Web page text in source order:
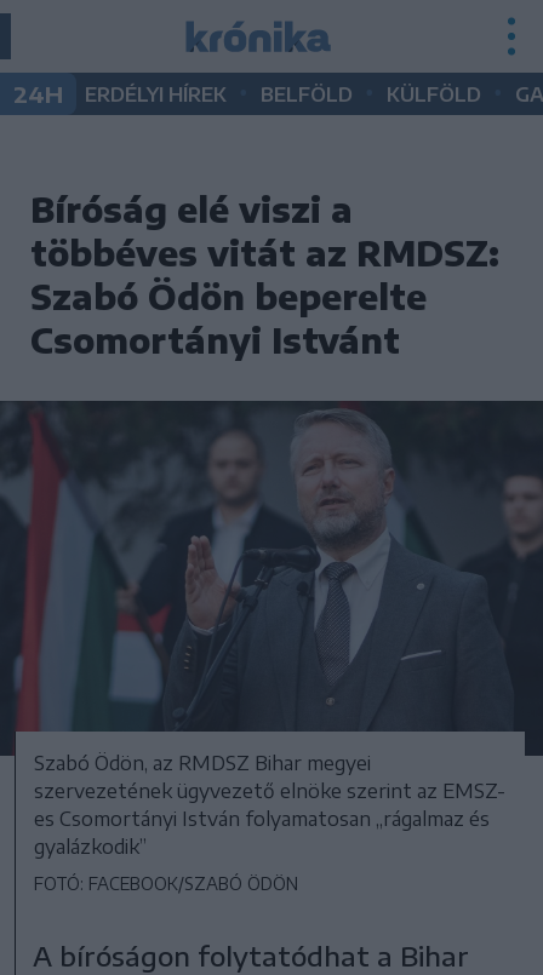
24H ERDÉLYI HÍREK BELFÖLD KÜLFÖLD
Bíróság elé viszi a
többéves vitát az RMDSZ:
Szabó Ödön beperelte
Csomortányi Istvánt
Szabó Ödön, az RMDSZ Bihar megyei
szervezetének ügyvezető elnöke szerint az EMSZ-
es Csomortányi István folyamatosan „rágalmaz és
gyalázkodik”
FOTÓ: FACEBOOK/SZABÓ ÖDÖN
A bíróságon folytatódhat a Bihar